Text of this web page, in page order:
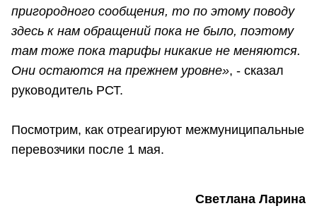
пригородного сообщения, то по этому поводу
здесь к нам обращений пока не было, поэтому
там тоже пока тарифы никакие не меняются.
Они остаются на прежнем уровне», - сказал
руководитель РСТ.
Посмотрим, как отреагируют межмуниципальные
перевозчики после 1 мая.
Светлана Ларина